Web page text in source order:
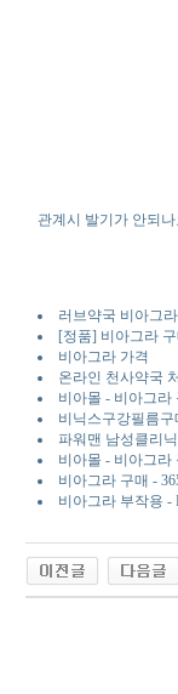
관계시 발기가 안되
러브약국 비아그
[정품] 비아그라
비아그라 가격
온라인 천사약국
비아몰 - 비아그라
비닉스구강필름
파워맨 남성클리
비아몰 - 비아그라
비아그라 구매 -
비아그라 부작용 -